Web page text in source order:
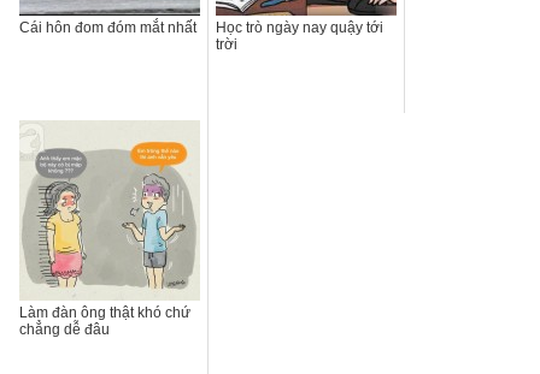
Cái hôn đom đóm mắt nhất
Học trò ngày nay quậy tới
trời
Làm đàn ông thật khó chứ
chẳng dễ đâu